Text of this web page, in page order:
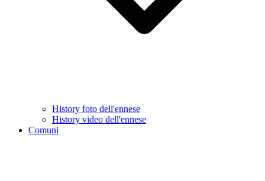
History foto dell'ennese
History video dell'ennese
Comuni